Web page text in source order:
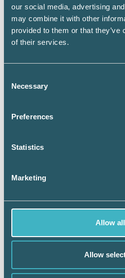
our social media, advertising
may combine it with other
provided to them or that
of their services.
Selection
Necessary
Preferences
Statistics
Marketing
Allow all
Allow
Revisorn som gör
redovisningskonsult –
Konsulten
och juridisk rådgivning
Auktoriserad
(karriarforetagen.se)
Håkan